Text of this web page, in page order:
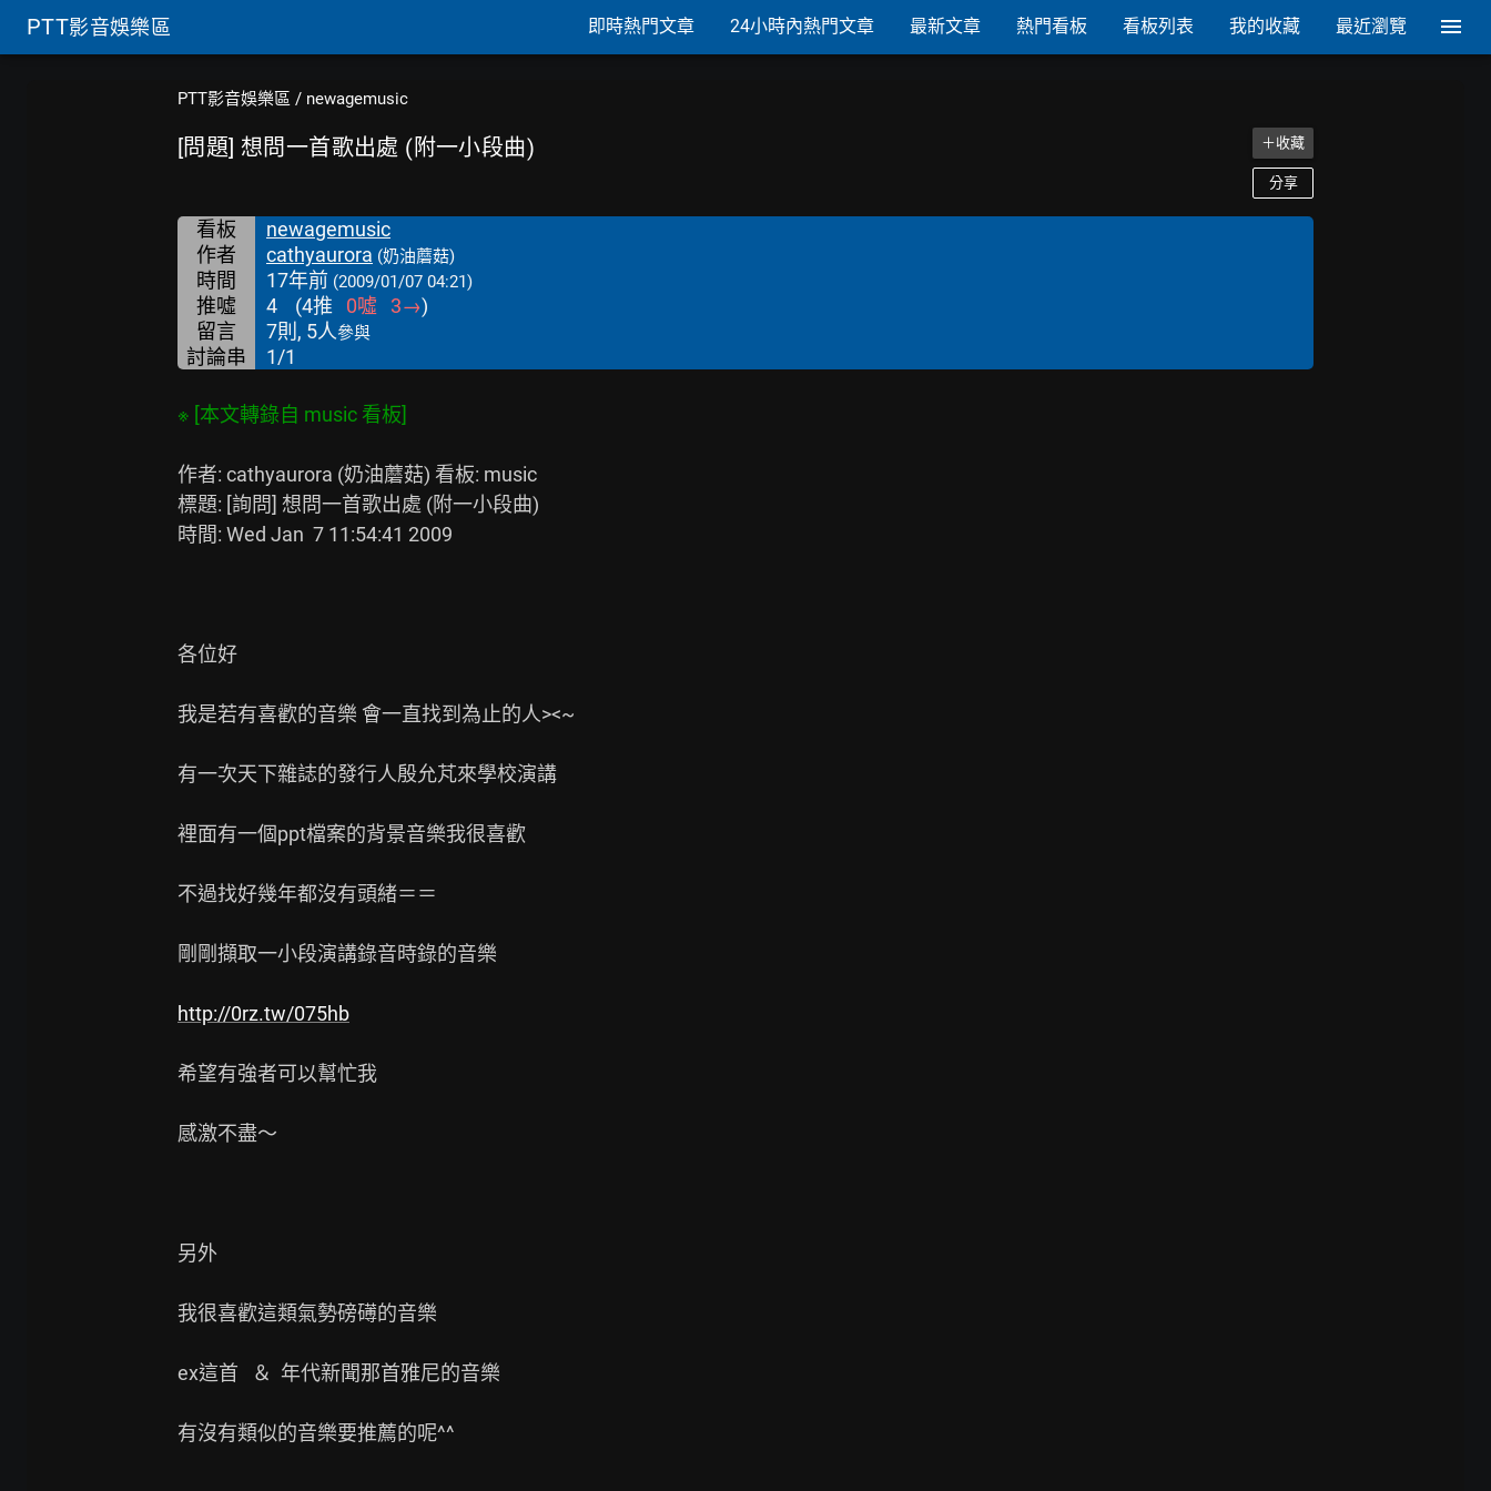
PTT影音娛樂區 即時熱門文章 24小時內熱門文章 最新文章 熱門看板 看板列表 我的收藏 最近瀏覽
PTT影音娛樂區 / newagemusic
[問題] 想問一首歌出處 (附一小段曲) ＋收藏
分享
看板
newagemusic
作者
cathyaurora (奶油蘑菇)
時間 17年前 (2009/01/07 04:21)
推噓 4 (4推 0噓 3→)
留言
7則, 5人參與
討論串 1/1
作者: cathyaurora (奶油蘑菇) 看板: music
標題: [詢問] 想問一首歌出處 (附一小段曲)
時間: Wed Jan  7 11:54:41 2009
各位好
我是若有喜歡的音樂 會一直找到為止的人><~
有一次天下雜誌的發行人殷允芃來學校演講
裡面有一個ppt檔案的背景音樂我很喜歡
不過找好幾年都沒有頭緒＝＝
剛剛擷取一小段演講錄音時錄的音樂
http://0rz.tw/075hb
希望有強者可以幫忙我
感激不盡～
另外
我很喜歡這類氣勢磅礡的音樂
ex這首   ＆  年代新聞那首雅尼的音樂
有沒有類似的音樂要推薦的呢^^